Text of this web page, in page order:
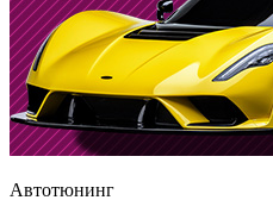
Автотюнинг